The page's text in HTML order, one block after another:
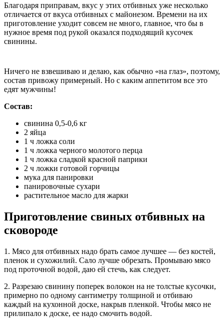
Благодаря приправам, вкус у этих отбивных уже несколько
отличается от вкуса отбивных с майонезом. Времени на их
приготовление уходит совсем не много, главное, что бы в
нужное время под рукой оказался подходящий кусочек
свинины.
Ничего не взвешиваю и делаю, как обычно «на глаз», поэтому,
состав привожу примерный. Но с каким аппетитом все это
едят мужчины!
Состав:
свинина 0,5-0,6 кг
2 яйца
1 ч ложка соли
1 ч ложка черного молотого перца
1 ч ложка сладкой красной паприки
2 ч ложки готовой горчицы
мука для панировки
панировочные сухари
растительное масло для жарки
Приготовление свиных отбивных на
сковороде
1. Мясо для отбивных надо брать самое лучшее — без костей,
пленок и сухожилий. Сало лучше обрезать. Промываю мясо
под проточной водой, даю ей стечь, как следует.
2. Разрезаю свинину поперек волокон на не толстые кусочки,
примерно по одному сантиметру толщиной и отбиваю
каждый на кухонной доске, накрыв пленкой. Чтобы мясо не
прилипало к доске, ее надо смочить водой.